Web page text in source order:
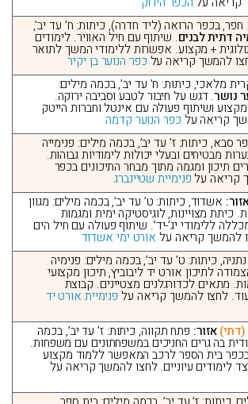
בכפר הרואה (ליד חדרה), כיתות: ח’ עד יב’,
דתית לבנים. שיתוף עם חיל האוויר. לימודים
+ מקצוע. אפשרות ללימודי המשך לתואר
להמשך קריאה על כפר הנוער בן יקיר
מלאכי, כיתות: ח’ עד יב’, בכמה מילים:
נושר. דגש על חיבור לטבע וסביבה ירוקה.
ושיתוף פעולה עם אינטל וחברות הייטק
קריאה על כפר הנוער קדמה
סבא, כיתות: ז’ עד יב’, בכמה מילים: פנימייה
מבטיחים ובעלי יכולות לימודיות גבוהות.
תיכון ומגמה מתוך מבחר התיכונים בכפר
קריאה עלפנימיית שטיינברג
אשדוד, כיתות: ט’ עד יב’, בכמה מילים: מגוון
כיתת מצויינות, לוגיסטיקה ימית ומגמות
ללימודי יג’-יד’. שיתוף פעולה עם חיל הים
להמשך קריאה על אורט ימי אשדוד
נתניה, כיתות: ט’ עד יב’, בכמה מילים: פנימיה
לתיכון אורט יד ליבוביץ, תיכון מקצועי
מתאים לכדורגלנים מצטיינים. קבוצת
לחצו להמשך קריאה על פנימיית אורט יד
אזור: פתח תקווה, כיתות: ז’ עד יב’, בכמה
בה גרים החניכים במשפחתונים עם משפחות.
נחנך בכפר בית הספר לרכב המאפשר ללמוד מקצוע
לימודים עיוניים. לחצו להמשך קריאה על